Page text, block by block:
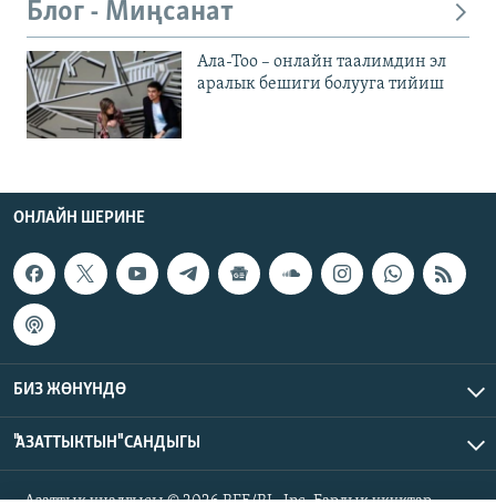
Блог - Миңсанат
Ала-Тоо – онлайн таалимдин эл
аралык бешиги болууга тийиш
ОНЛАЙН ШЕРИНЕ
БИЗ ЖӨНҮНДӨ
"АЗАТТЫКТЫН" САНДЫГЫ